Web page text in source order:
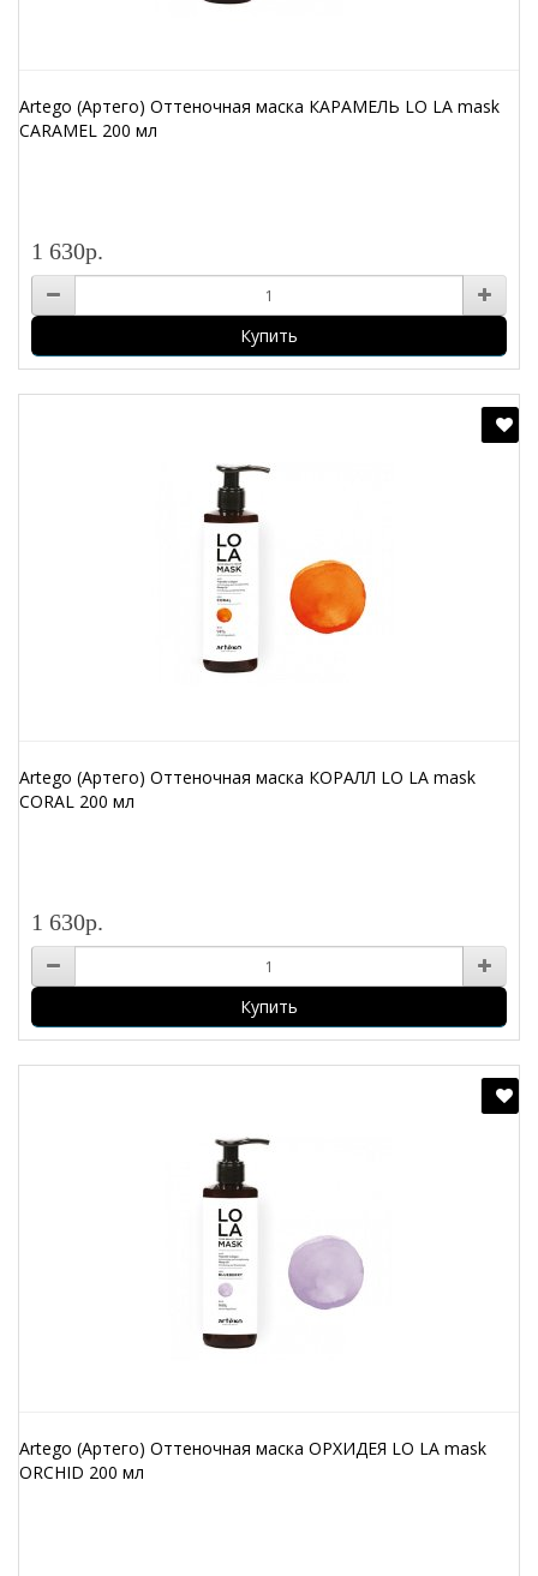
Artego (Артего) Оттеночная маска КАРАМЕЛЬ LO LA mask
CARAMEL 200 мл
1 630р.
Купить
Artego (Артего) Оттеночная маска КОРАЛЛ LO LA mask
CORAL 200 мл
1 630р.
Купить
Artego (Артего) Оттеночная маска ОРХИДЕЯ LO LA mask
ORCHID 200 мл